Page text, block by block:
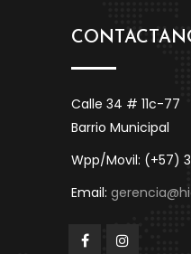
Calle 34 # 11c-77
Barrio Municipal
Wpp/Movil: (+57)
Email: